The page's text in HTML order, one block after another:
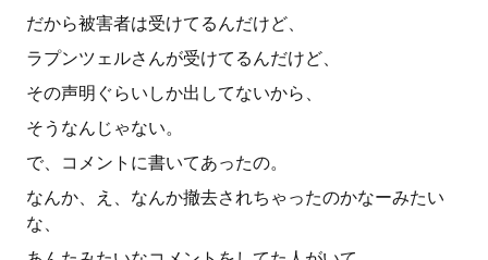
だから被害者は受けてるんだけど、
ラプンツェルさんが受けてるんだけど、
その声明ぐらいしか出してないから、
そうなんじゃない。
で、コメントに書いてあったの。
なんか、え、なんか撤去されちゃったのかなーみたい
な、